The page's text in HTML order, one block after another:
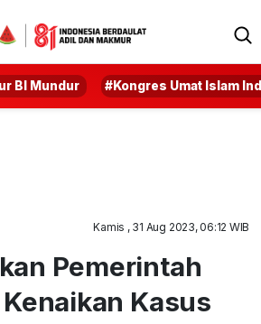
BI Mundur #Kongres Umat Islam
Kamis , 31 Aug 2023, 06:12 WIB
Pemerintah
Kasus